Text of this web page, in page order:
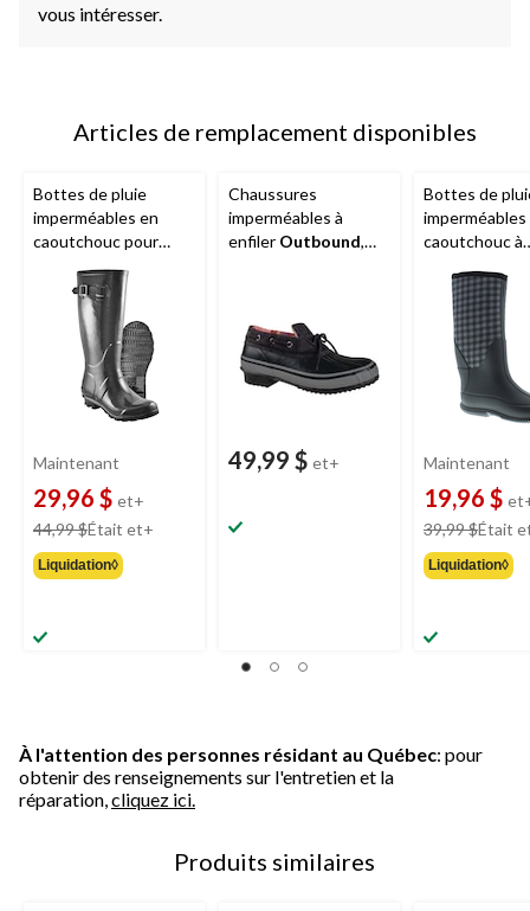
vous intéresser.
Articles de remplacement disponibles
Bottes de pluie
imperméables en
caoutchouc pour
femmes avec sangle,
semelle d'usure
durable, noir
Maintenant
29,96 $ et+
44,99 $Était et+
Liquidation◊
Chaussures
imperméables à
enfiler Outbound,
49,99 $ et+
Bottes de
imperméables
caoutchouc à
Isla pour
carreaux
Maintenant
19,96 $
39,99 $Était
Liquidation◊
À l'attention des personnes résidant au Québec: pour
obtenir des renseignements sur l'entretien et la
réparation, cliquez ici.
Produits similaires